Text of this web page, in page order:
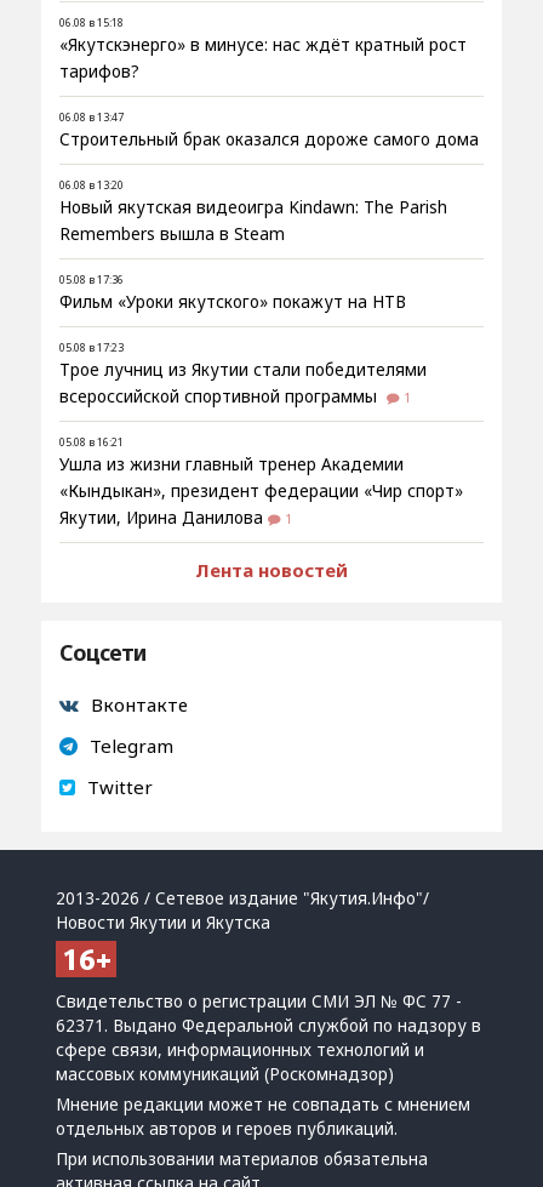
06.08 в 15:18
«Якутскэнерго» в минусе: нас ждёт кратный рост
тарифов?
06.08 в 13:47
Строительный брак оказался дороже самого дома
06.08 в 13:20
Новый якутская видеоигра Kindawn: The Parish
Remembers вышла в Steam
05.08 в 17:36
Фильм «Уроки якутского» покажут на НТВ
05.08 в 17:23
Трое лучниц из Якутии стали победителями
всероссийской спортивной программы
1
05.08 в 16:21
Ушла из жизни главный тренер Академии
«Кындыкан», президент федерации «Чир спорт»
Якутии, Ирина Данилова
1
Лента новостей
Соцсети
Вконтакте
Telegram
Twitter
2013-2026 / Сетевое издание "Якутия.Инфо"/
Новости Якутии и Якутска
Свидетельство о регистрации СМИ ЭЛ № ФС 77 -
62371. Выдано Федеральной службой по надзору в
сфере связи, информационных технологий и
массовых коммуникаций (Роскомнадзор)
Мнение редакции может не совпадать с мнением
отдельных авторов и героев публикаций.
При использовании материалов обязательна